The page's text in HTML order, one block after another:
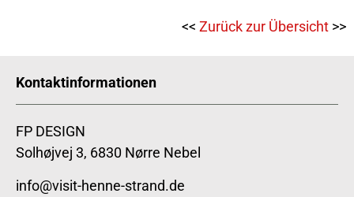
<< Zurück zur Übersicht >>
Kontaktinformationen
FP DESIGN
Solhøjvej 3, 6830 Nørre Nebel
info@visit-henne-strand.de